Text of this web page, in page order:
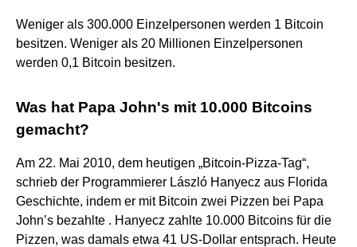
Weniger als 300.000 Einzelpersonen werden 1 Bitcoin
besitzen. Weniger als 20 Millionen Einzelpersonen
werden 0,1 Bitcoin besitzen.
Was hat Papa John's mit 10.000 Bitcoins
gemacht?
Am 22. Mai 2010, dem heutigen „Bitcoin-Pizza-Tag“,
schrieb der Programmierer László Hanyecz aus Florida
Geschichte, indem er mit Bitcoin zwei Pizzen bei Papa
John’s bezahlte . Hanyecz zahlte 10.000 Bitcoins für die
Pizzen, was damals etwa 41 US-Dollar entsprach. Heute